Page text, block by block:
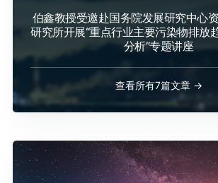
伯鑫教授受邀赴国务院发展研究中心
研究所开展“重点行业主要污染物排放
分析”专题讲座
查看所有7篇文章 →